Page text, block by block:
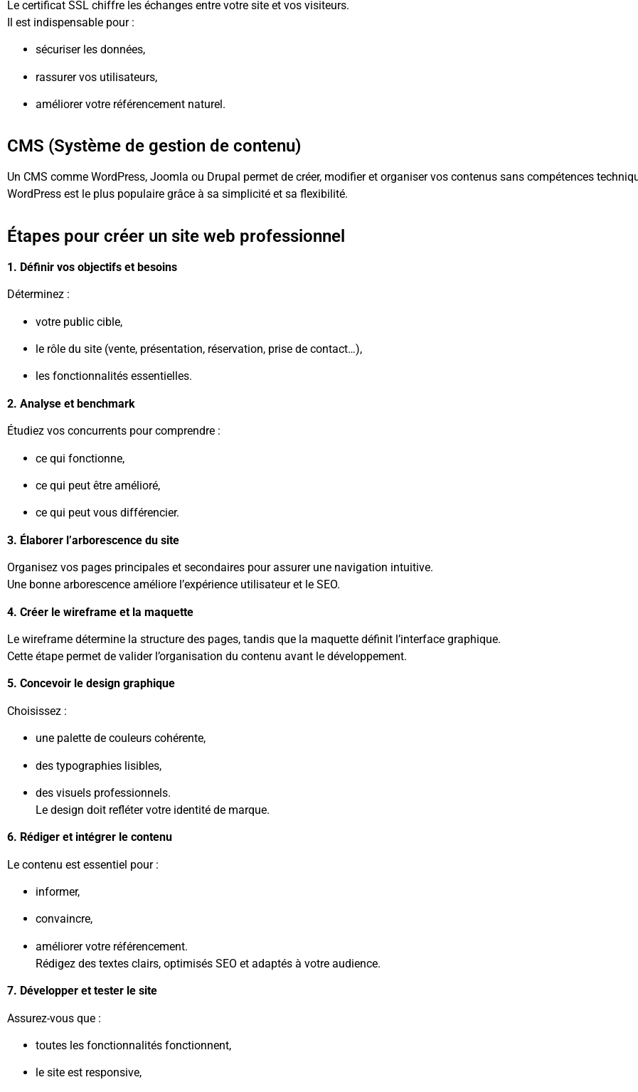
Le certificat SSL chiffre les échanges entre votre site et vos visiteurs.
Il est indispensable pour :
sécuriser les données,
rassurer vos utilisateurs,
améliorer votre référencement naturel.
CMS (Système de gestion de contenu)
Un CMS comme WordPress, Joomla ou Drupal permet de créer, modifier et organiser vos contenus sans compétences
WordPress est le plus populaire grâce à sa simplicité et sa flexibilité.
Étapes pour créer un site web professionnel
1. Définir vos objectifs et besoins
Déterminez :
votre public cible,
le rôle du site (vente, présentation, réservation, prise de contact…),
les fonctionnalités essentielles.
2. Analyse et benchmark
Étudiez vos concurrents pour comprendre :
ce qui fonctionne,
ce qui peut être amélioré,
ce qui peut vous différencier.
3. Élaborer l’arborescence du site
Organisez vos pages principales et secondaires pour assurer une navigation intuitive.
Une bonne arborescence améliore l’expérience utilisateur et le SEO.
4. Créer le wireframe et la maquette
Le wireframe détermine la structure des pages, tandis que la maquette définit l’interface graphique.
Cette étape permet de valider l’organisation du contenu avant le développement.
5. Concevoir le design graphique
Choisissez :
une palette de couleurs cohérente,
des typographies lisibles,
des visuels professionnels.
Le design doit refléter votre identité de marque.
6. Rédiger et intégrer le contenu
Le contenu est essentiel pour :
informer,
convaincre,
améliorer votre référencement.
Rédigez des textes clairs, optimisés SEO et adaptés à votre audience.
7. Développer et tester le site
Assurez-vous que :
toutes les fonctionnalités fonctionnent,
le site est responsive,